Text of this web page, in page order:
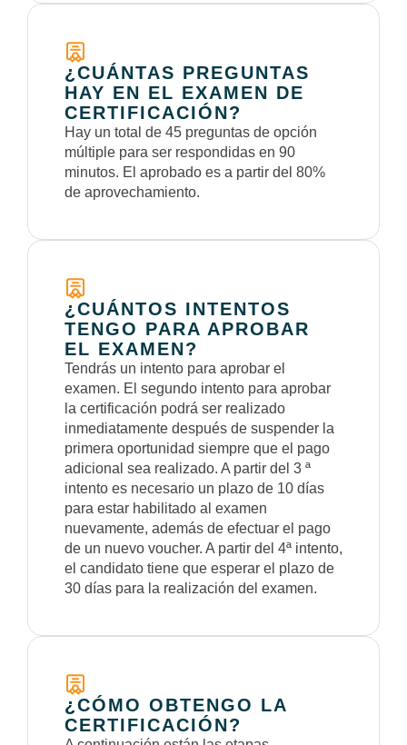
¿CUÁNTAS PREGUNTAS
HAY EN EL EXAMEN DE
CERTIFICACIÓN?
Hay un total de 45 preguntas de opción
múltiple para ser respondidas en 90
minutos. El aprobado es a partir del 80%
de aprovechamiento.
¿CUÁNTOS INTENTOS
TENGO PARA APROBAR
EL EXAMEN?
Tendrás un intento para aprobar el
examen. El segundo intento para aprobar
la certificación podrá ser realizado
inmediatamente después de suspender la
primera oportunidad siempre que el pago
adicional sea realizado. A partir del 3 ª
intento es necesario un plazo de 10 días
para estar habilitado al examen
nuevamente, además de efectuar el pago
de un nuevo voucher. A partir del 4ª intento,
el candidato tiene que esperar el plazo de
30 días para la realización del examen.
¿CÓMO OBTENGO LA
CERTIFICACIÓN?